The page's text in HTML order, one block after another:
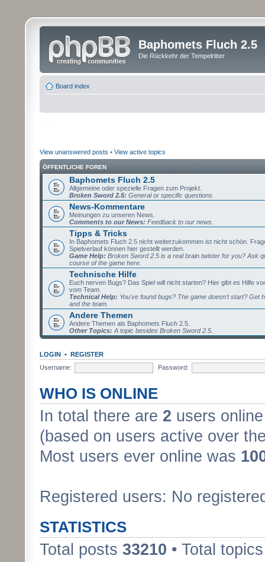
Baphomets Fluch 2.5
Die Rückkehr der Tempelritter
Board index
View unanswered posts • View active topics
ÖFFENTLICHE FOREN
Baphomets Fluch 2.5
Allgemeine oder spezielle Fragen zum Projekt.
Broken Sword 2.5: General or specific questions.
News-Kommentare
Meinungen zu unseren News.
Comments to our News: Feedback to our news.
Tipps & Tricks
In Baphomets Fluch 2.5 nicht weiterzukommen ist nicht schön.
Spielverlauf können hier gestellt werden.
Game Help: Broken Sword 2.5 is a real brain twister for you? Ask
course of the game here.
Technische Hilfe
Euch nerven Bugs? Das Spiel will nicht starten? Hier gibt es Hilfe
vom Team.
Technical Help: You've found bugs? The game doesn't start? Get
and the team.
Andere Themen
Andere Themen als Baphomets Fluch 2.5.
Other Topics: A topic besides Broken Sword 2.5.
LOGIN • REGISTER
Username:
Password:
WHO IS ONLINE
In total there are 2 users
(based on users active over
Most users ever online was
Registered users: No
STATISTICS
Total posts 33210 • Total